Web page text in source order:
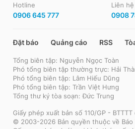
Hotline
0906 645 777
Liên
0908
Đặt báo Quảng cáo RSS
Tổng biên tập: Nguyễn Ngọc Toàn
Phó tổng biên tập thường trực: Hải
Phó tổng biên tập: Lâm Hiếu Dũng
Phó tổng biên tập: Trần Việt Hưng
Tổng thư ký tòa soạn: Đức Trung
Giấy phép xuất bản số 110/GP -
© 2003-2026 Bản quyền thuộc về Báo